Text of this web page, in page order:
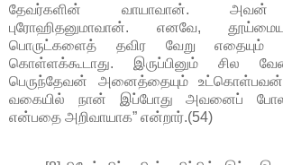
தேவர்களின் வாயாவான். அவன்
புரோஹிதனுமாவான். எனவே,
பொருட்களைத் தவிர வேறு எதையும்
கொள்ளக்கூடாது. இருப்பினும் சில
பெருந்தேவன் அனைத்தையும்
வகையில் நான் இப்போது அவனைப்
என்பதை அறிவாயாக” என்றார்.(54)